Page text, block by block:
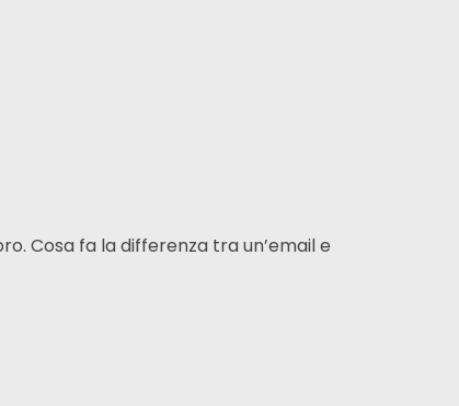
Cosa fa la differenza tra un’email e